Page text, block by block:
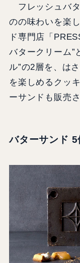
フレッシュバ
のの味わいを楽
ド専門店「
バタークリーム”
ル”の2層を、は
を楽しめるクッ
ーサンドも販売さ
バターサンド